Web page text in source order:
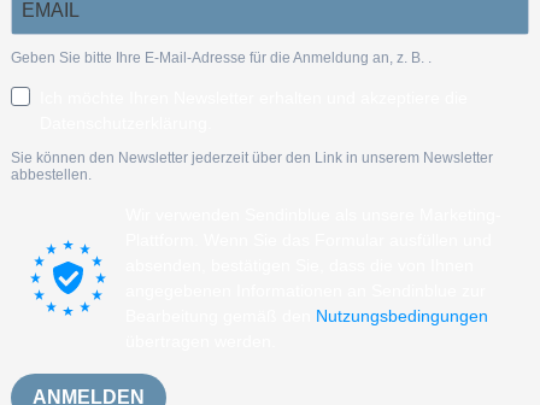
Geben Sie bitte Ihre E-Mail-Adresse für die Anmeldung an, z. B. .
Sie können den Newsletter jederzeit über den Link in unserem Newsletter
abbestellen.
Nutzungsbedingungen
ANMELDEN